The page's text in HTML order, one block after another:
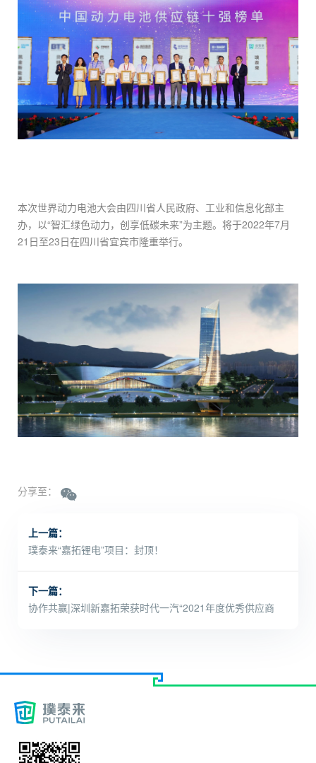
本次世界动力电池大会由四川省人民政府、工业和信息化部主
办，以“智汇绿色动力，创享低碳未来”为主题。将于2022年7月
21日至23日在四川省宜宾市隆重举行。
分享至：
上一篇：
璞泰来“嘉拓锂电”项目：封顶！
下一篇：
协作共赢|深圳新嘉拓荣获时代一汽“2021年度优秀供应商